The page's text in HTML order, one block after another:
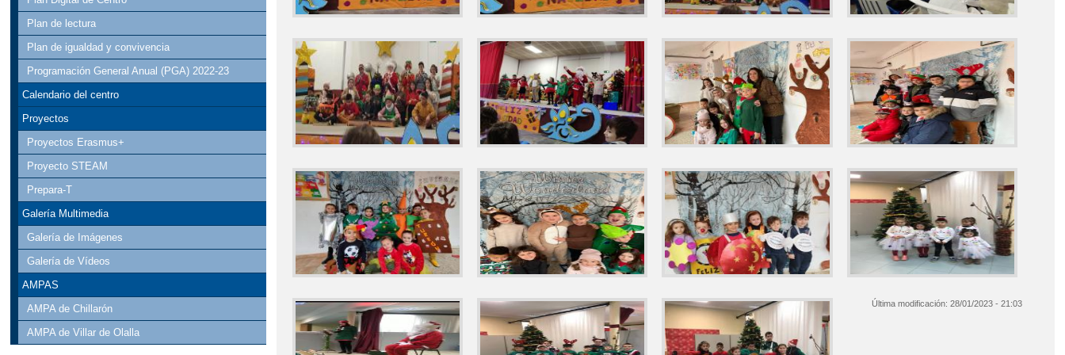
Plan de lectura
Plan de igualdad y convivencia
Programación General Anual (PGA) 2022-23
Calendario del centro
Proyectos
Proyectos Erasmus+
Proyecto STEAM
Prepara-T
Galería Multimedia
Galería de Imágenes
Galería de Vídeos
AMPAS
AMPA de Chillarón
AMPA de Villar de Olalla
Última modificación:28/01/2023 - 21:03